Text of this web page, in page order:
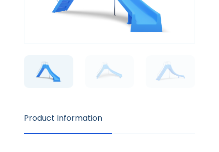
Product Information